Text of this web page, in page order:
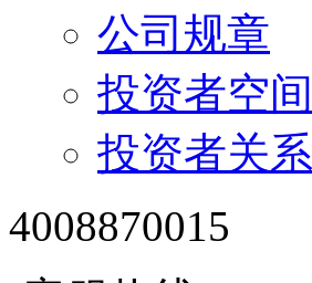
公司规章
投资者空间
投资者关系
4008870015